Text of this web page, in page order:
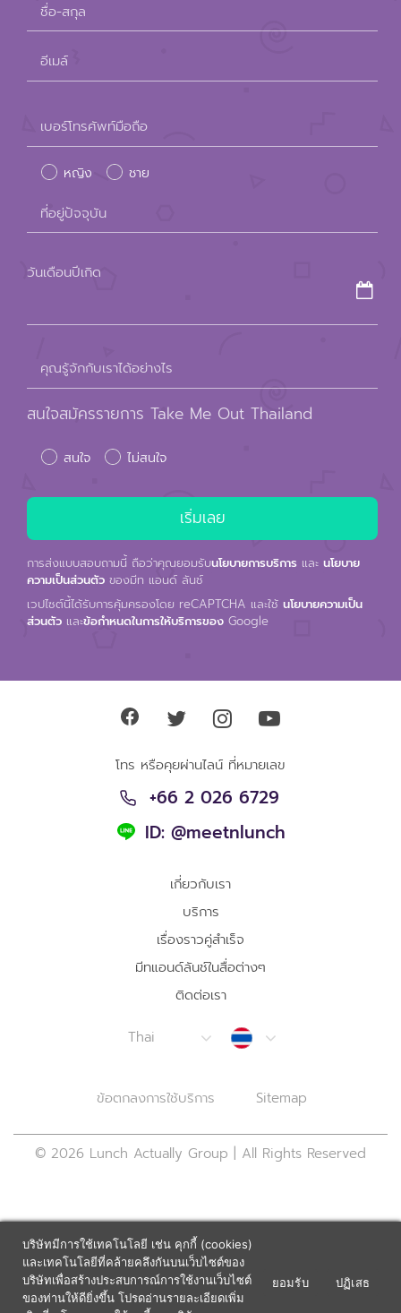
ชื่อ-สกุล
อีเมล์
leave
this
field
empty.
เบอร์โทรศัพท์มือถือ
หญิง ชาย
ที่อยู่ปัจจุบัน
วันเดือนปีเกิด
คุณรู้จักกับเราได้อย่างไร
สนใจสมัครรายการ Take Me Out Thailand
สนใจ ไม่สนใจ
การส่งแบบสอบถามนี้ ถือว่าคุณยอมรับนโยบายการบริการ และ นโยบาย
ความเป็นส่วนตัว ของมีท แอนด์ ลันช์
เวปไซต์นี้ได้รับการคุ้มครองโดย reCAPTCHA และใช้ นโยบายความเป็น
ส่วนตัว และข้อกำหนดในการให้บริการของ Google
โทร หรือคุยผ่านไลน์ ที่หมายเลข
+66 2 026 6729
ID: @meetnlunch
เกี่ยวกับเรา
บริการ
เรื่องราวคู่สำเร็จ
มีทแอนด์ลันช์ในสื่อต่างๆ
ติดต่อเรา
Thai Thailand
ข้อตกลงการใช้บริการ Sitemap
© 2026 Lunch Actually Group | All Rights Reserved
MeetNLunch
บริษัทมีการใช้เทคโนโลยี เช่น คุกกี้ (cookies)
และเทคโนโลยีที่คล้ายคลึงกันบนเว็บไซต์ของ
บริษัทเพื่อสร้างประสบการณ์การใช้งานเว็บไซต์
ของท่านให้ดียิ่งขึ้น โปรดอ่านรายละเอียดเพิ่ม
ยอมรับ ปฏิเสธ